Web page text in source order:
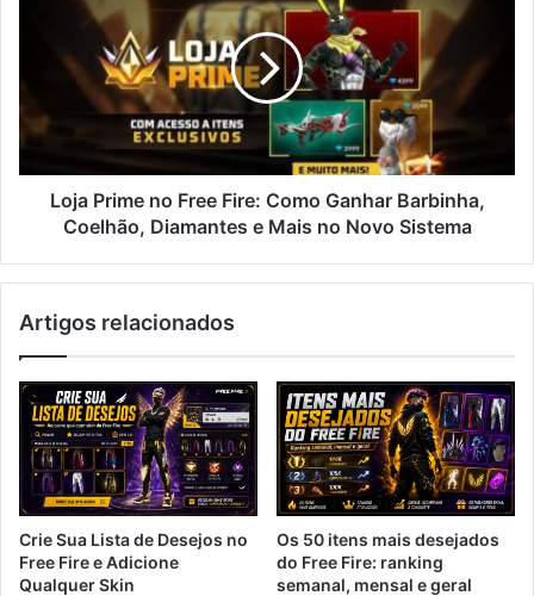
Ganhar
Barbinha,
Coelhão,
Diamantes
Sistema
Loja Prime no Free Fire: Como Ganhar Barbinha,
Coelhão, Diamantes e Mais no Novo Sistema
Artigos relacionados
Crie Sua Lista de Desejos no
Free Fire e Adicione
Qualquer Skin
Os 50 itens mais desejados
do Free Fire: ranking
semanal, mensal e geral